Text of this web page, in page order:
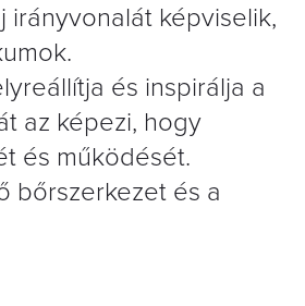
irányvonalát képviselik,
és inspirálja a
az képezi, hogy
és működését.
bőrszerkezet és a